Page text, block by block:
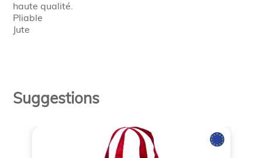
haute qualité.
Pliable
Jute
Suggestions